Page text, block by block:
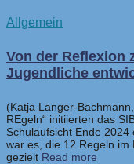
Allgemein
Von der Reflexion
Jugendliche
(Katja Langer-
REgeln“ initiierten das
Schulaufsicht Ende
war es, die 12 Regeln
gezielt Read more